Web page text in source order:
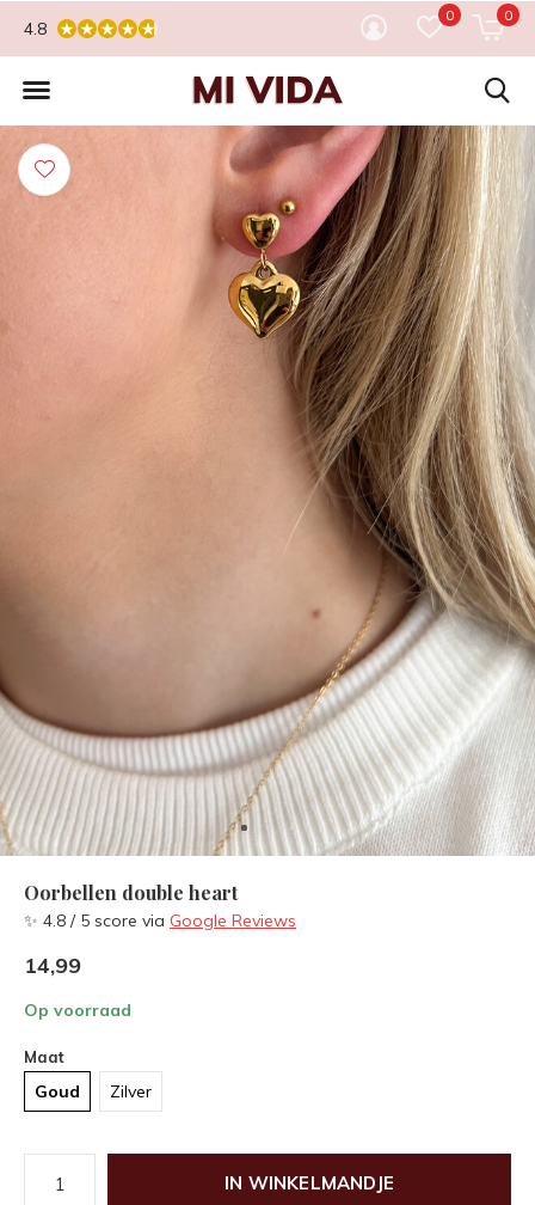
0 0
4.8
Oorbellen double heart
✨ 4.8 / 5 score via Google Reviews
14,99
Op voorraad
Maat
Goud Zilver
IN WINKELMANDJE